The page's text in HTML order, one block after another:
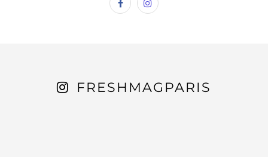
FRESHMAGPARIS